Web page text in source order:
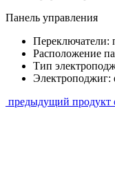
Панель управления
Переключатели:
Расположение
Тип
Электроподжиг:
предыдущий продукт